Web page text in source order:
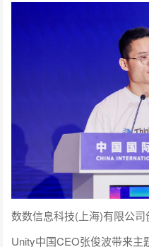
数数信息科技(上海)有限公
Unity中国CEO张俊波带来主